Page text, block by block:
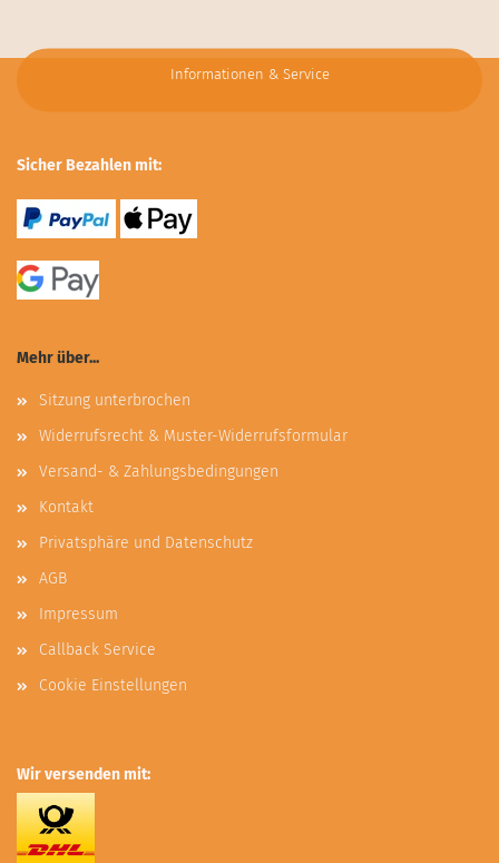
Informationen & Service
Sicher Bezahlen mit:
Mehr über...
Sitzung unterbrochen
Widerrufsrecht & Muster-Widerrufsformular
Versand- & Zahlungsbedingungen
Kontakt
Privatsphäre und Datenschutz
AGB
Impressum
Callback Service
Cookie Einstellungen
Wir versenden mit: